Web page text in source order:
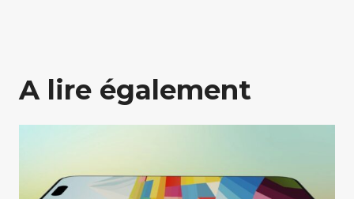
A lire également